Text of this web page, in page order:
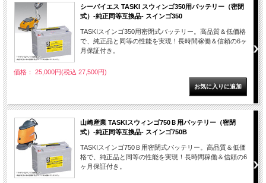
シーバイエス TASKI スウィンゴ350用バッテリー（密閉
式）-純正同等互換品- スインゴ350
TASKIスインゴ350用密閉式バッテリー。高品質＆低価格
で、純正品と同等の性能を実現！長時間稼働＆信頼の6ヶ
月保証付き。
価格： 25,000円(税込 27,500円)
山崎産業 TASKIスウィンゴ750Ｂ用バッテリー（密閉
式）-純正同等互換品- スインゴ750B
TASKIスインゴ750Ｂ用密閉式バッテリー。高品質＆低価
格で、純正品と同等の性能を実現！長時間稼働＆信頼の6
ヶ月保証付き。